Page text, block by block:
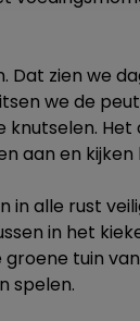
zien we
we de
Het
aan en
in alle rust
in het
tuin
spelen.